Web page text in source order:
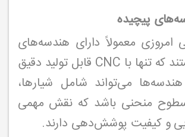
معمولاً دارای هندسه‌های
پیچیده‌ای هستند که تنها با CNC قابل تولید دقیق
می‌تواند شامل شیارها،
منحنی باشد که نقش مهمی
و کیفیت پوشش‌دهی دارند.